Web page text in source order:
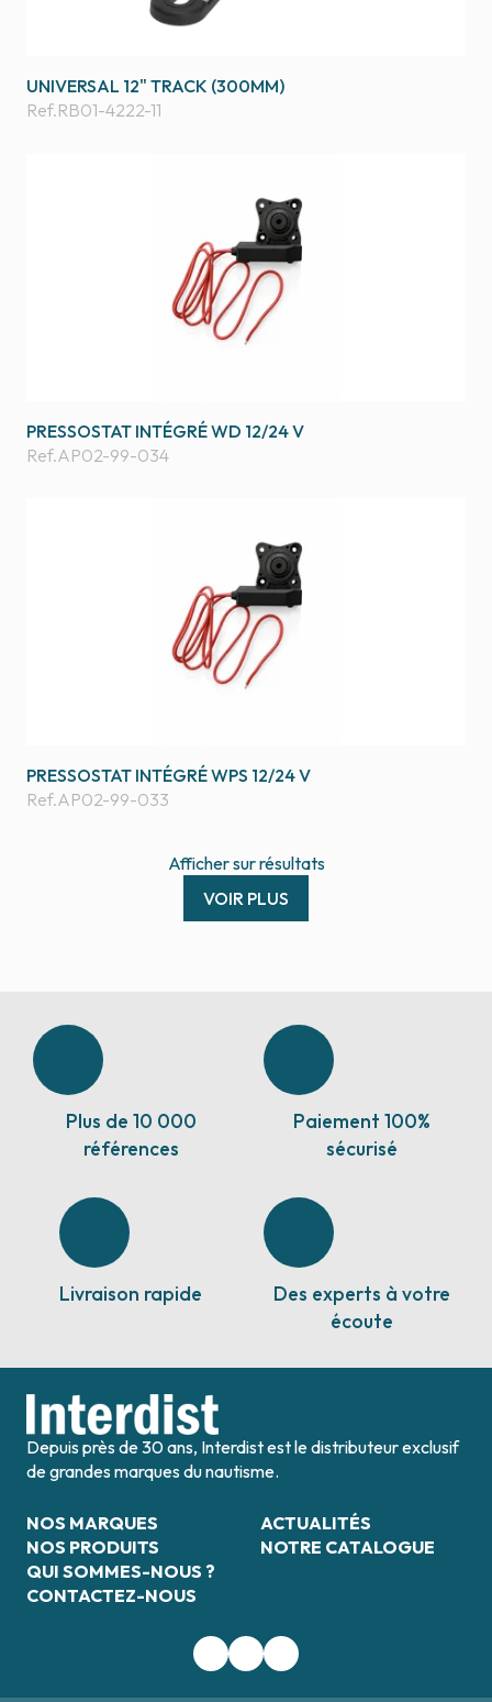
UNIVERSAL 12" TRACK (300MM)
Ref.RB01-4222-11
PRESSOSTAT INTÉGRÉ WD 12/24 V
Ref.AP02-99-034
PRESSOSTAT INTÉGRÉ WPS 12/24 V
Ref.AP02-99-033
Affichersurrésultats
VOIR PLUS
Plus de 10 000
références
Paiement 100%
sécurisé
Livraison rapide
Des experts à votre
écoute
Depuis près de 30 ans, Interdist est le distributeur exclusif
de grandes marques du nautisme.
NOS MARQUES
NOS PRODUITS
QUI SOMMES-NOUS ?
CONTACTEZ-NOUS
ACTUALITÉS
NOTRE CATALOGUE